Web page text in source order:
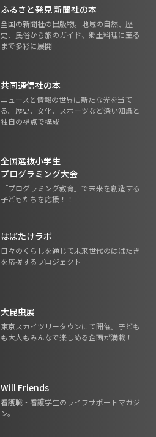
ふるさと発見 新聞社の本
全国の新聞社の出版物。地域の自然、歴
史、民俗から旅のガイド、郷土料理に至る
まで多彩に展開
共同通信社の本
ニュースと情報の世界に新たな光を当て
る。歴史、文化、スポーツなど深い知識と
独自の視点で構成
全国選抜小学生
プログラミング大会
「プログラミング教育」で未来を創造する
子どもたちを応援！！
はばたけラボ
日々のくらしを通じて未来世代のはばたき
を応援するプロジェクト
大昆虫展
東京スカイツリータウンにて開催。子ども
も大人もみんなで楽しめる企画が満載！
Will Friends
看護職・看護学生のライフサポートマガジ
ン。